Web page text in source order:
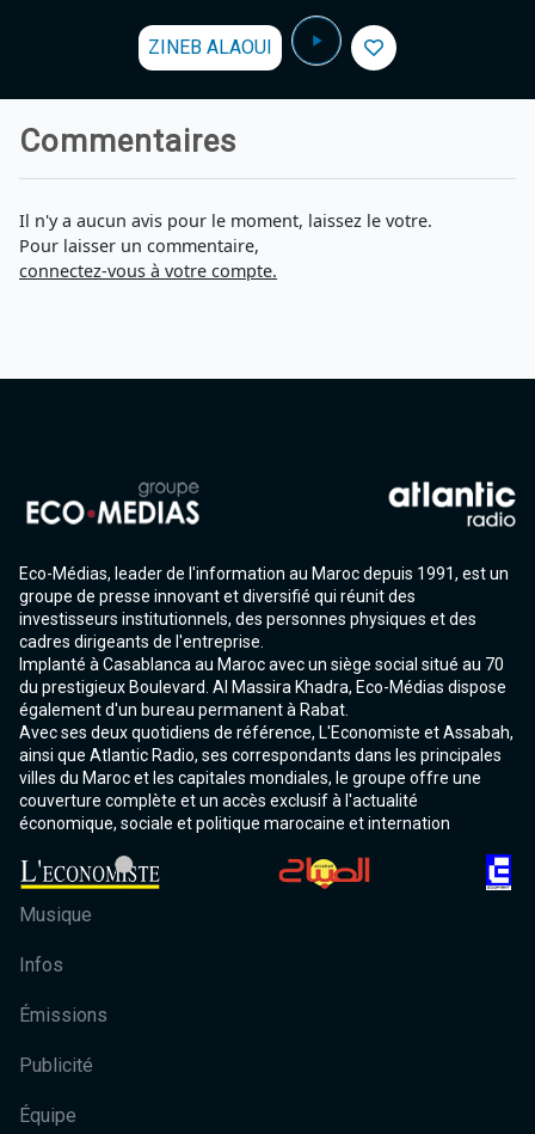
ZINEB ALAOUI
Commentaires
Il n'y a aucun avis pour le moment, laissez le votre.
Pour laisser un commentaire,
connectez-vous à votre compte.
Eco-Médias, leader de l'information au Maroc depuis 1991, est un
groupe de presse innovant et diversifié qui réunit des
investisseurs institutionnels, des personnes physiques et des
cadres dirigeants de l'entreprise.
Implanté à Casablanca au Maroc avec un siège social situé au 70
du prestigieux Boulevard. Al Massira Khadra, Eco-Médias dispose
également d'un bureau permanent à Rabat.
Avec ses deux quotidiens de référence, L'Economiste et Assabah,
ainsi que Atlantic Radio, ses correspondants dans les principales
villes du Maroc et les capitales mondiales, le groupe offre une
couverture complète et un accès exclusif à l'actualité
économique, sociale et politique marocaine et internation
Musique
Infos
Émissions
Publicité
Équipe